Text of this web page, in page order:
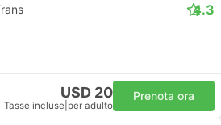
4.3
USD 20
Tasse incluse per adulto
Prenota ora